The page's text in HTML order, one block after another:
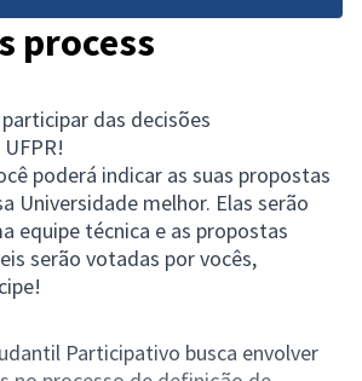
process
das decisões
poderá indicar as suas propostas
Universidade melhor. Elas serão
equipe técnica e as propostas
serão votadas por vocês,
Participativo busca envolver